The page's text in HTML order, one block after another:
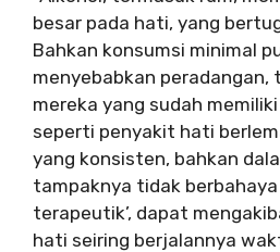
besar pada hati, yang
Bahkan konsumsi minimal
menyebabkan peradangan,
mereka yang sudah
seperti penyakit hati
yang konsisten, bahkan
tampaknya tidak
terapeutik’, dapat
hati seiring berjalannya